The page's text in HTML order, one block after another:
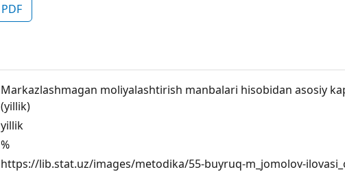
PDF
Markazlashmagan moliyalashtirish manbalari hisobidan asosiy
(yillik)
yillik
%
https://lib.stat.uz/images/metodika/55-buyruq-m_jomolov-